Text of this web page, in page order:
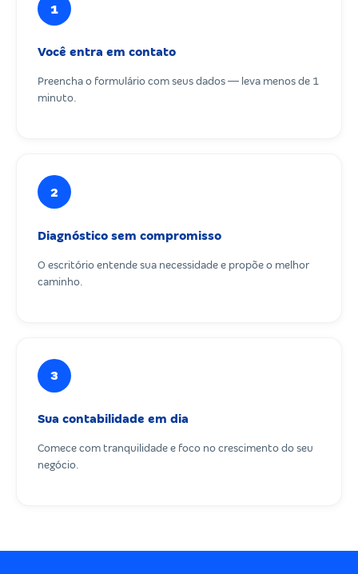
1
Você entra em contato
Preencha o formulário com seus dados — leva menos de 1
minuto.
2
Diagnóstico sem compromisso
O escritório entende sua necessidade e propõe o melhor
caminho.
3
Sua contabilidade em dia
Comece com tranquilidade e foco no crescimento do seu
negócio.